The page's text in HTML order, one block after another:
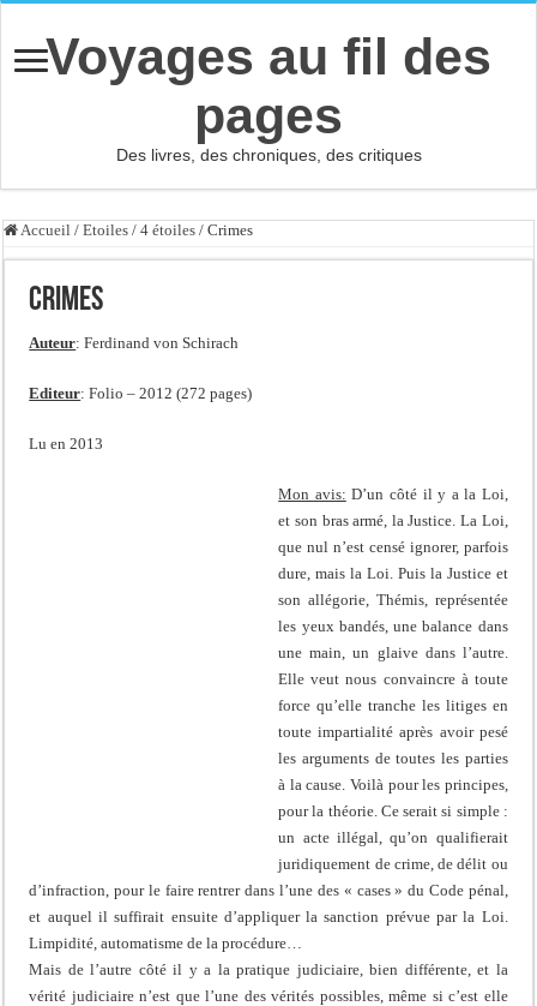
Voyages au fil des
pages
Des livres, des chroniques, des critiques
Accueil / Etoiles / 4 étoiles / Crimes
Crimes
Auteur: Ferdinand von Schirach
Editeur: Folio – 2012 (272 pages)
Lu en 2013
Mon avis: D’un côté il y a la Loi,
et son bras armé, la Justice. La Loi,
que nul n’est censé ignorer, parfois
dure, mais la Loi. Puis la Justice et
son allégorie, Thémis, représentée
les yeux bandés, une balance dans
une main, un glaive dans l’autre.
Elle veut nous convaincre à toute
force qu’elle tranche les litiges en
toute impartialité après avoir pesé
les arguments de toutes les parties
à la cause. Voilà pour les principes,
pour la théorie. Ce serait si simple :
un acte illégal, qu’on qualifierait
juridiquement de crime, de délit ou
d’infraction, pour le faire rentrer dans l’une des « cases » du Code pénal,
et auquel il suffirait ensuite d’appliquer la sanction prévue par la Loi.
Limpidité, automatisme de la procédure…
Mais de l’autre côté il y a la pratique judiciaire, bien différente, et la
vérité judiciaire n’est que l’une des vérités possibles, même si c’est elle